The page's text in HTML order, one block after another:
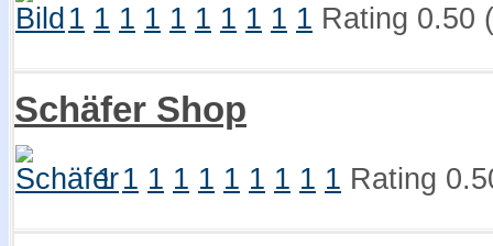
1 1 1 1 1 1 1 1 1 1 Rating 0.50
Schäfer Shop
1 1 1 1 1 1 1 1 1 1 Rating